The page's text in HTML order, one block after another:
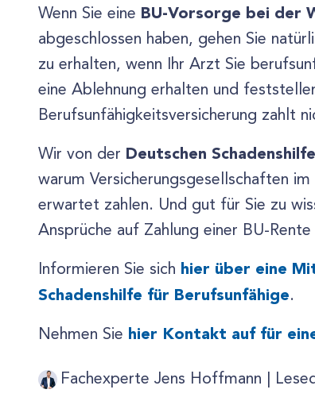
Wenn Sie eine BU-Vorsorge bei der
abgeschlossen haben, gehen Sie
zu erhalten, wenn Ihr Arzt Sie
eine Ablehnung erhalten und
Berufsunfähigkeitsversicherung zahlt
Wir von der Deutschen Schadenshilfe
warum Versicherungsgesellschaften
erwartet zahlen. Und gut für Sie zu
Ansprüche auf Zahlung einer BU-Rente
Informieren Sie sich hier über eine
Schadenshilfe für Berufsunfähige.
Nehmen Sie hier Kontakt auf für
Fachexperte Jens Hoffmann |